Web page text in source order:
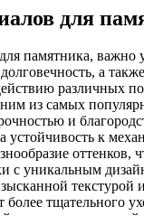
для
памятника, важно
а
различных
из самых
и
устойчивость к
оттенков,
с уникальным
текстурой
более тщательного